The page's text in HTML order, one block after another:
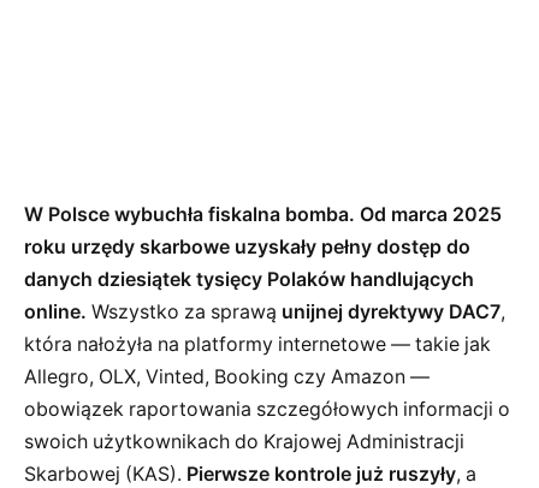
W Polsce wybuchła fiskalna bomba. Od marca 2025
roku urzędy skarbowe uzyskały pełny dostęp do
danych dziesiątek tysięcy Polaków handlujących
online. Wszystko za sprawą unijnej dyrektywy DAC7,
która nałożyła na platformy internetowe — takie jak
Allegro, OLX, Vinted, Booking czy Amazon —
obowiązek raportowania szczegółowych informacji o
swoich użytkownikach do Krajowej Administracji
Skarbowej (KAS). Pierwsze kontrole już ruszyły, a